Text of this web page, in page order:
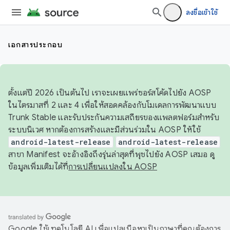
ลงชื่อเข้าใช้
เอกสารประกอบ
ตั้งแต่ปี 2026 เป็นต้นไป เราจะเผยแพร่ซอร์สโค้ดไปยัง AOSP
ในไตรมาสที่ 2 และ 4 เพื่อให้สอดคล้องกับโมเดลการพัฒนาแบบ
Trunk Stable และรับประกันความเสถียรของแพลตฟอร์มสำหรับ
ระบบนิเวศ หากต้องการสร้างและมีส่วนร่วมใน AOSP ให้ใช้
android-latest-release android-latest-release
สาขา Manifest จะอ้างอิงถึงรุ่นล่าสุดที่พุชไปยัง AOSP เสมอ ดู
ข้อมูลเพิ่มเติมได้ที่การเปลี่ยนแปลงใน AOSP